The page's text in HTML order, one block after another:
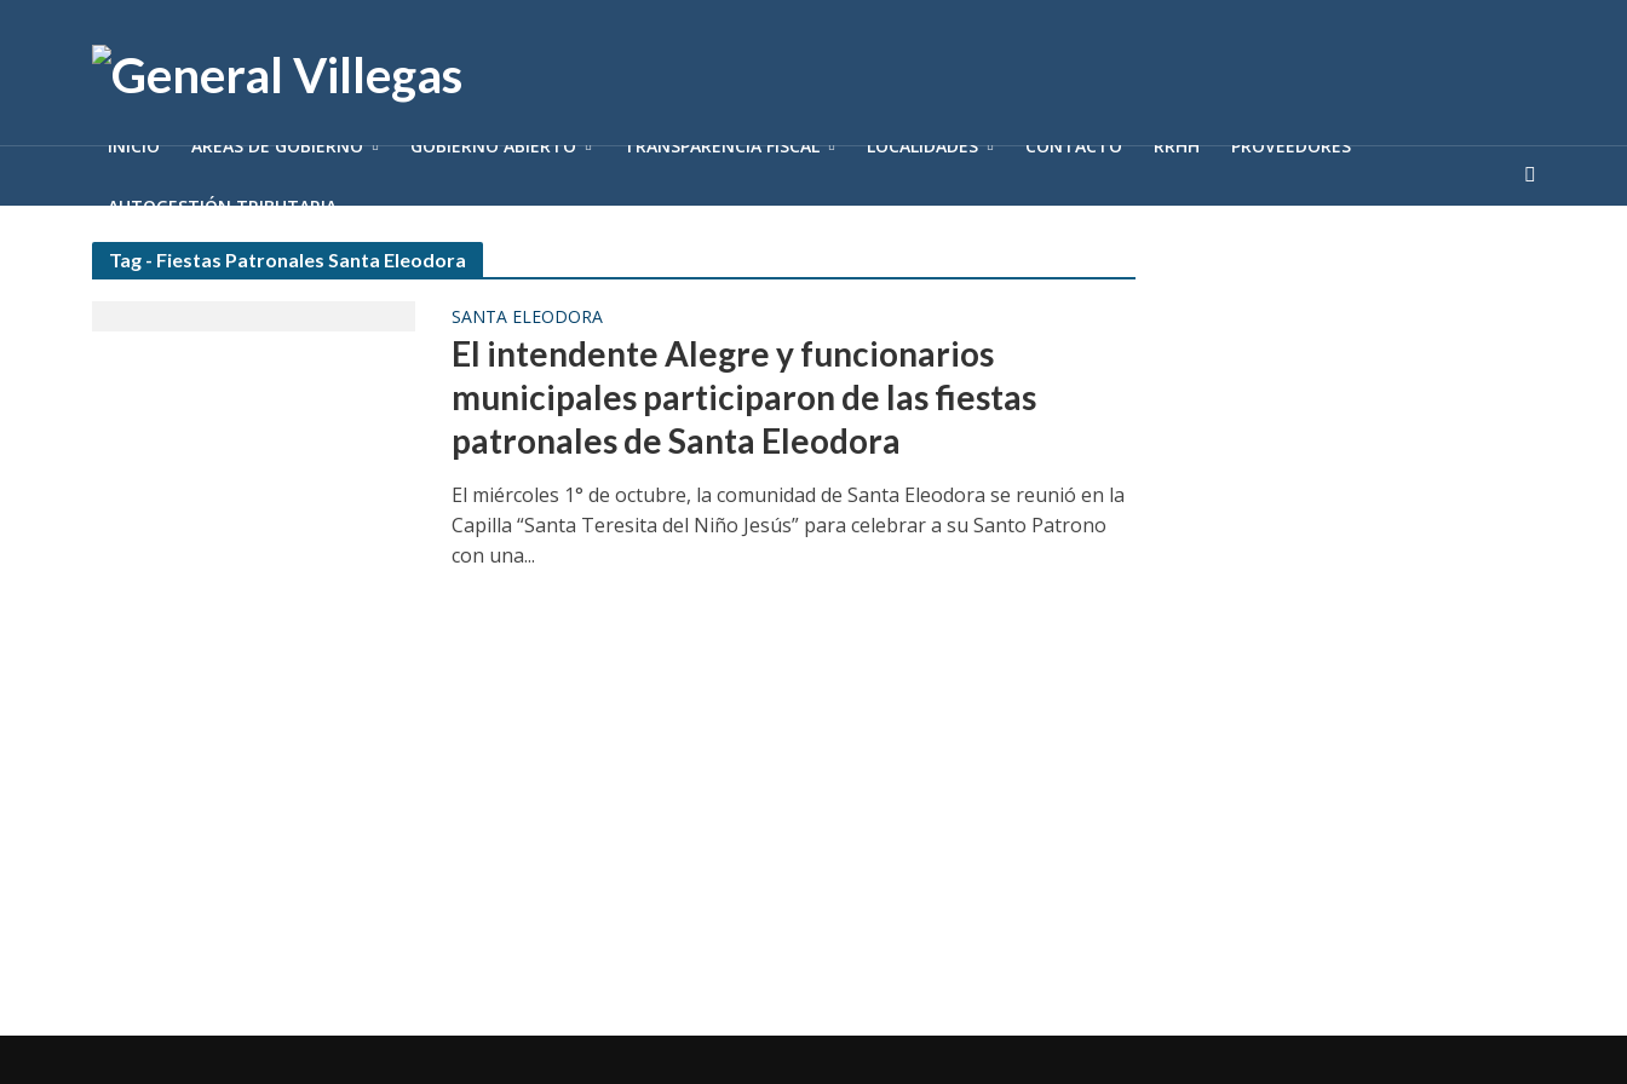
INICIO ÁREAS DE GOBIERNO GOBIERNO ABIERTO TRANSPARENCIA FISCAL LOCALIDADES CONTACTO RRHH PROVEEDORES
AUTOGESTIÓN TRIBUTARIA
Tag - Fiestas Patronales Santa Eleodora
SANTA ELEODORA
El intendente Alegre y funcionarios
municipales participaron de las fiestas
patronales de Santa Eleodora
El miércoles 1° de octubre, la comunidad de Santa Eleodora se reunió en la
Capilla “Santa Teresita del Niño Jesús” para celebrar a su Santo Patrono
con una...